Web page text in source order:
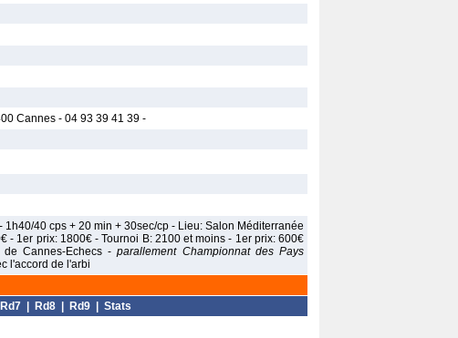
Cannes - 04 93 39 41 39 -
40 cps + 20 min + 30sec/cp - Lieu: Salon Méditerranée
- 1er prix: 1800€ - Tournoi B: 2100 et moins - 1er prix: 600€
de Cannes-Echecs -parallement Championnat des Pays
l'accord de l'arbi
Rd7 Rd8 Rd9 Stats